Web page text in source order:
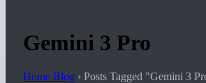
Gemini 3 Pro
Home Blog › Posts Tagged "Gemini 3